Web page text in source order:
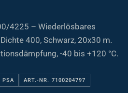
4225 – Wiederlösbares
400, Schwarz, 20x30 m.
-40 bis +120 °C.
PSA ART.-NR. 7100204797